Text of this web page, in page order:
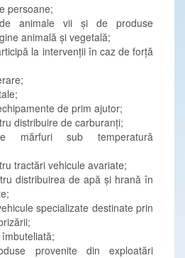
persoane;
de animale vii și de produse
animală și vegetală;
la intervenții în caz de forță
de prim ajutor;
distribuire de carburanți;
mărfuri sub temperatură
tractări vehicule avariate;
distribuirea de apă și hrană în
specializate destinate prin
provenite din exploatări